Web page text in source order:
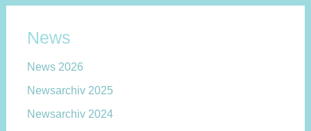
News
News 2026
Newsarchiv 2025
Newsarchiv 2024